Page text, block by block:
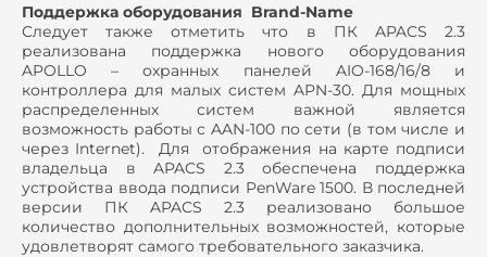
Поддержка оборудования Brand-Name
Следует также отметить что в ПК APACS 2.3
реализована поддержка нового оборудования
APOLLO – охранных панелей AIO-168/16/8 и
контроллера для малых систем APN-30. Для мощных
распределенных систем важной является
возможность работы с AAN-100 по сети (в том числе и
через Internet). Для отображения на карте подписи
владельца в APACS 2.3 обеспечена поддержка
устройства ввода подписи PenWare 1500. В последней
версии ПК APACS 2.3 реализовано большое
количество дополнительных возможностей, которые
удовлетворят самого требовательного заказчика.